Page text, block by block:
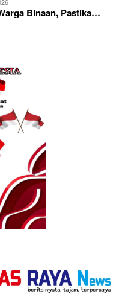
Binaan, Pastika…